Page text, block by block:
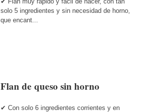
solo 5 ingredientes y sin necesidad de horno,
que encant...
Flan de queso sin horno
✔ Con solo 6 ingredientes corrientes y en